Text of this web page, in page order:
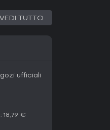
VEDI TUTTO
ufficiali
18,79 €